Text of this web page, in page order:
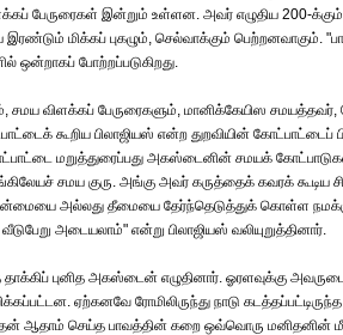
பேருரைகள் இன்றும் உள்ளன. அவர் எழுதிய 200-
மிக்கப் புகழும், செல்வாக்கும்
ஒன்றாகப் போற்றப்படுகிறது.
விளக்கப் பேருரைகளும், மானிக்கேயிஸ சமயத்தவர்,
கூறிய பிலாஜியஸ் என்ற துறவியின்
மறுத்துரைப்பது அகஸ்டைனின் சமயக்
சமய குரு. அங்கு அவர் கருத்தைக் கவரக் கூடிய
அல்லது தீமையை தேர்ந்தெடுத்துக் கொள்ள
அடையலாம்" என்று பிலாஜியஸ் வலியுறுத்தினார்.
தாக்கிப் புனித அகஸ்டைன் எழுதினார். ஓரளவுக்கு
ஏற்கனவே ரோமிலிருந்து நாடு கடத்தப்பட்டிருந்த
செய்த பாவத்தின் கறை ஒவ்வொரு மனிதனின்